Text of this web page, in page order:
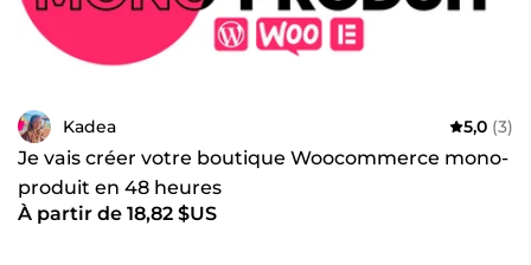
Kadea 5,0 (3)
Je vais créer votre boutique Woocommerce mono-
produit en 48 heures
À partir de 18,82 $US